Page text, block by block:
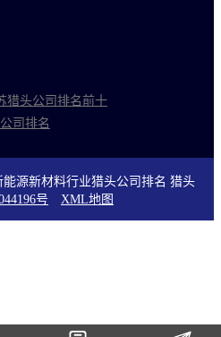
猎头公司排名前十
司排名
源新材料行业猎头公司排名 猎头
号 XML地图